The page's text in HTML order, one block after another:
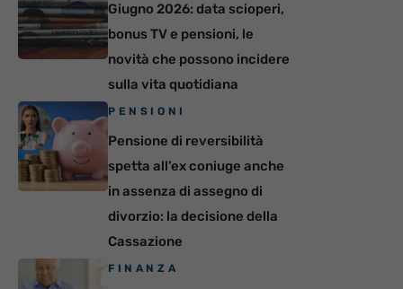
Giugno 2026: data scioperi,
bonus TV e pensioni, le
novità che possono incidere
sulla vita quotidiana
PENSIONI
Pensione di reversibilità
spetta all’ex coniuge anche
in assenza di assegno di
divorzio: la decisione della
Cassazione
FINANZA